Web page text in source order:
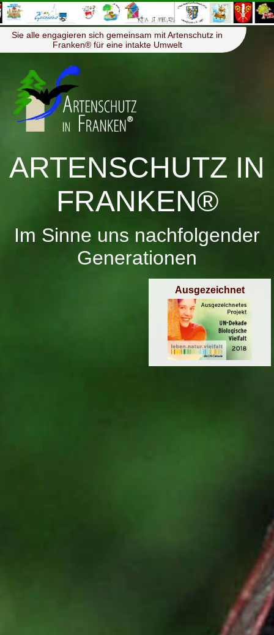
Menü ≡
Sie alle engagieren sich gemeinsam mit Artenschutz in
Franken® für eine intakte Umwelt
ARTENSCHUTZ IN
FRANKEN®
Im Sinne uns nachfolgender
Generationen
Ausgezeichnet